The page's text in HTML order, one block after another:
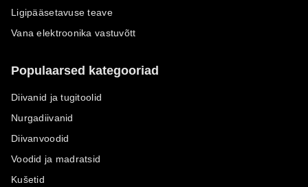
Ligipääsetavuse teave
Vana elektroonika vastuvõtt
Populaarsed kategooriad
Diivanid ja tugitoolid
Nurgadiivanid
Diivanvoodid
Voodid ja madratsid
Kušetid